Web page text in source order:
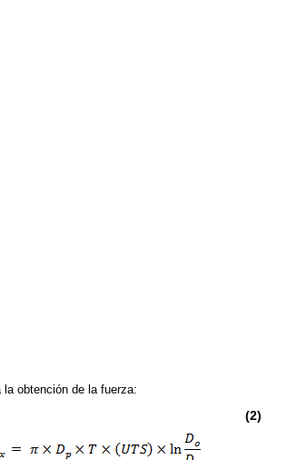
obtención de la fuerza:
(2)